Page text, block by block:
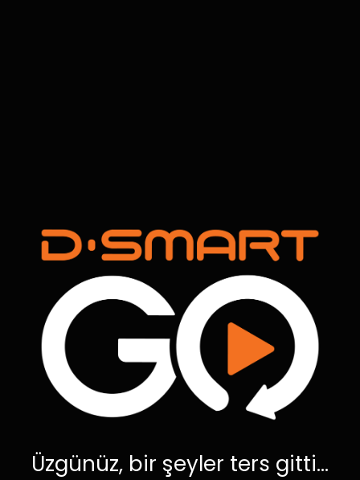
Üzgünüz, bir şeyler ters gitti...